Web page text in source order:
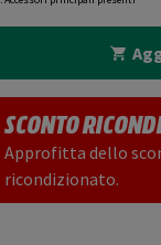
SCONTO
Approfitta dello
ricondizionato.